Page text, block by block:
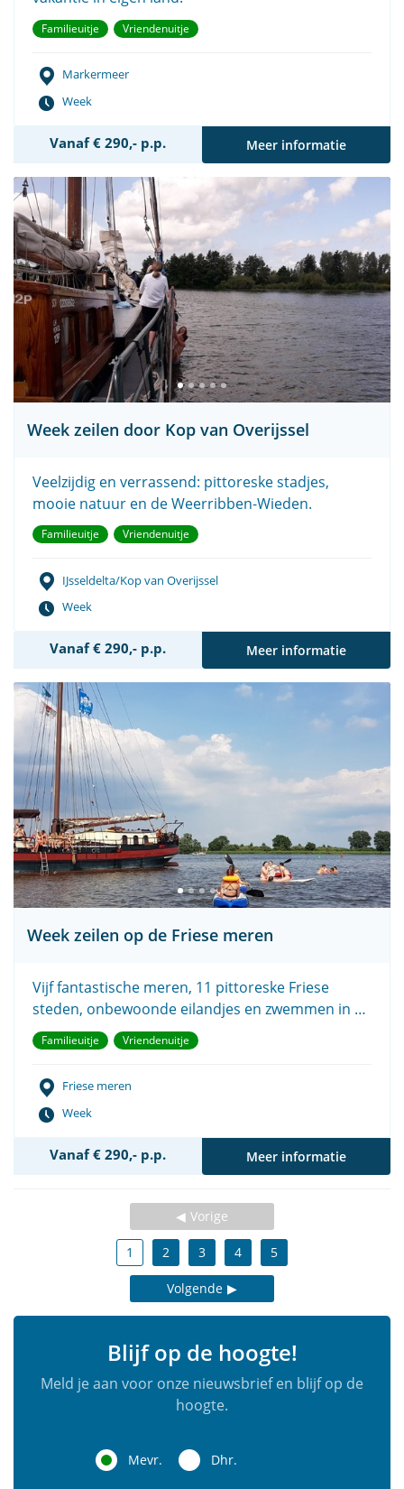
Familieuitje Vriendenuitje
Markermeer
Week
Vanaf € 290,- p.p. Meer informatie
Week zeilen door Kop van Overijssel
Veelzijdig en verrassend: pittoreske stadjes,
mooie natuur en de Weerribben-Wieden.
Familieuitje Vriendenuitje
IJsseldelta/Kop van Overijssel
Week
Vanaf € 290,- p.p. Meer informatie
Week zeilen op de Friese meren
Vijf fantastische meren, 11 pittoreske Friese
steden, onbewoonde eilandjes en zwemmen in de
natuur.
Familieuitje Vriendenuitje
Friese meren
Week
Vanaf € 290,- p.p. Meer informatie
Vorige
1 2 3 4 5
Volgende
Blijf op de hoogte!
Meld je aan voor onze nieuwsbrief en blijf op de
hoogte.
Mevr. Dhr.